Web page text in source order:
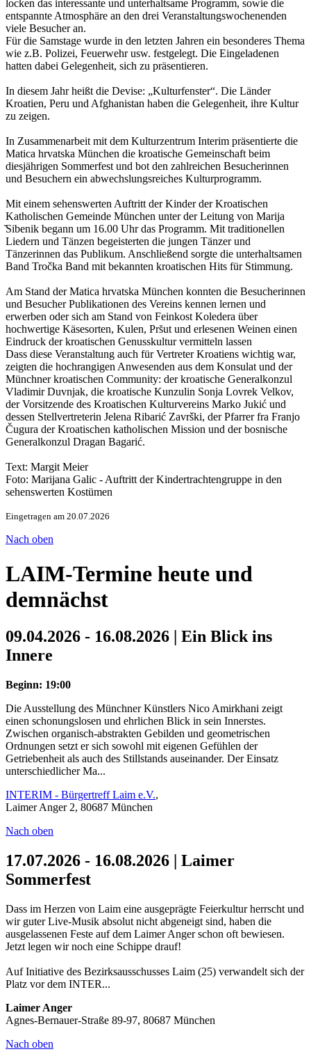
locken das interessante und unterhaltsame Programm, sowie die
entspannte Atmosphäre an den drei Veranstaltungswochenenden
viele Besucher an.
Für die Samstage wurde in den letzten Jahren ein besonderes Thema
wie z.B. Polizei, Feuerwehr usw. festgelegt. Die Eingeladenen
hatten dabei Gelegenheit, sich zu präsentieren.
In diesem Jahr heißt die Devise: „Kulturfenster“. Die Länder
Kroatien, Peru und Afghanistan haben die Gelegenheit, ihre Kultur
zu zeigen.
In Zusammenarbeit mit dem Kulturzentrum Interim präsentierte die
Matica hrvatska München die kroatische Gemeinschaft beim
diesjährigen Sommerfest und bot den zahlreichen Besucherinnen
und Besuchern ein abwechslungsreiches Kulturprogramm.
Mit einem sehenswerten Auftritt der Kinder der Kroatischen
Katholischen Gemeinde München unter der Leitung von Marija
̌Sibenik begann um 16.00 Uhr das Programm. Mit traditionellen
Liedern und Tänzen begeisterten die jungen Tänzer und
Tänzerinnen das Publikum. Anschließend sorgte die unterhaltsamen
Band Tročka Band mit bekannten kroatischen Hits für Stimmung.
Am Stand der Matica hrvatska München konnten die Besucherinnen
und Besucher Publikationen des Vereins kennen lernen und
erwerben oder sich am Stand von Feinkost Koledera über
hochwertige Käsesorten, Kulen, Prs̆ut und erlesenen Weinen einen
Eindruck der kroatischen Genusskultur vermitteln lassen
Dass diese Veranstaltung auch für Vertreter Kroatiens wichtig war,
zeigten die hochrangigen Anwesenden aus dem Konsulat und der
Münchner kroatischen Community: der kroatische Generalkonzul
Vladimir Duvnjak, die kroatische Kunzulin Sonja Lovrek Velkov,
der Vorsitzende des Kroatischen Kulturvereins Marko Jukić und
dessen Stellvertreterin Jelena Ribarić Završki, der Pfarrer fra Franjo
Čugura der Kroatischen katholischen Mission und der bosnische
Generalkonzul Dragan Bagarić.
Text: Margit Meier
Foto: Marijana Galic - Auftritt der Kindertrachtengruppe in den
sehenswerten Kostümen
Eingetragen am 20.07.2026
Nach oben
LAIM-Termine heute und
demnächst
09.04.2026 - 16.08.2026 | Ein Blick ins
Innere
Beginn: 19:00
Die Ausstellung des Münchner Künstlers Nico Amirkhani zeigt
einen schonungslosen und ehrlichen Blick in sein Innerstes.
Zwischen organisch-abstrakten Gebilden und geometrischen
Ordnungen setzt er sich sowohl mit eigenen Gefühlen der
Getriebenheit als auch des Stillstands auseinander. Der Einsatz
unterschiedlicher Ma...
INTERIM - Bürgertreff Laim e.V.,
Laimer Anger 2, 80687 München
Nach oben
17.07.2026 - 16.08.2026 | Laimer
Sommerfest
Dass im Herzen von Laim eine ausgeprägte Feierkultur herrscht und
wir guter Live-Musik absolut nicht abgeneigt sind, haben die
ausgelassenen Feste auf dem Laimer Anger schon oft bewiesen.
Jetzt legen wir noch eine Schippe drauf!
Auf Initiative des Bezirksausschusses Laim (25) verwandelt sich der
Platz vor dem INTER...
Laimer Anger
Agnes-Bernauer-Straße 89-97, 80687 München
Nach oben